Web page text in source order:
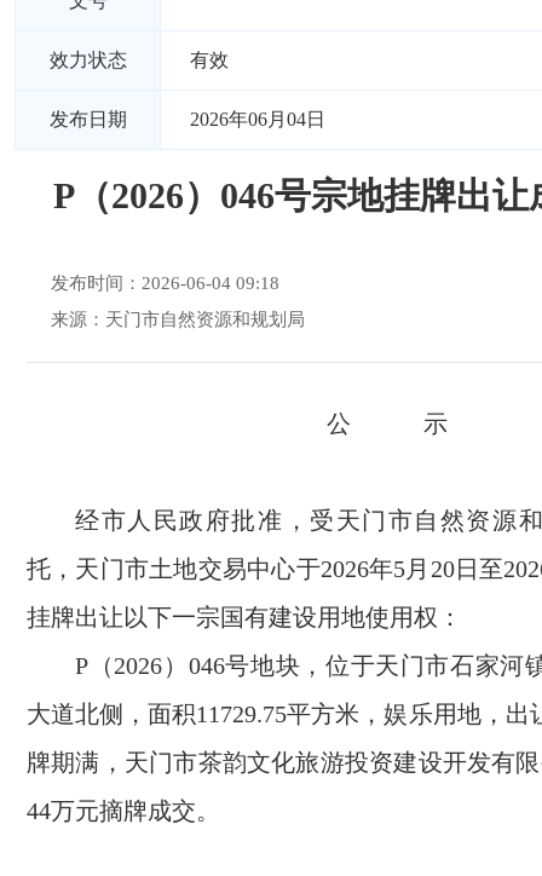
效力状态 有效
发布日期 2026年06月04日
P（2026）046号宗地挂牌出
发布时间：2026-06-04 09:18
来源：天门市自然资源和规划局
公 示
经市人民政府批准，受天门市自然资源
托，天门市土地交易中心于2026年5月20日至
挂牌出让以下一宗国有建设用地使用权：
P（2026）046号地块，位于天门市石家河
大道北侧，面积11729.75平方米，娱乐用地，出
牌期满，天门市茶韵文化旅游投资建设开发有
44万元摘牌成交。